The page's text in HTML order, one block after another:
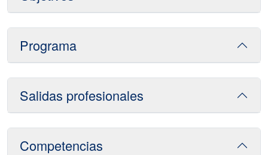
Programa
Salidas profesionales
Competencias